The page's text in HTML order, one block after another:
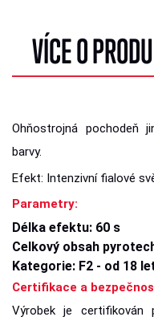
VÍCE O
Ohňostrojná pochodeň
barvy.
Efekt: Intenzivní fialové
Parametry:
Délka efektu: 60 s
Celkový obsah
Kategorie: F2 - od 18
Certifikace a
Výrobek je certifikován